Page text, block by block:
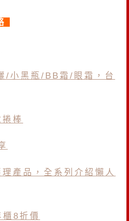
/小黑瓶/BB霜/眼霜，台
棒
產品，全系列介紹懶人
8折價